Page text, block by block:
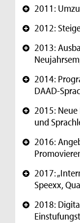
a
m
S
r
c
l
e
n
+ 2011:
+ 2012:
+ 2013:
+ 2014:
DAAD-
+ 2015:
und
+ 2016:
+ 2017:
Speexx,
+ 2018: